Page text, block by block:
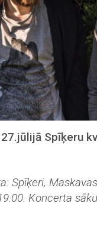
Spīķeru
Spīķeri,
Koncerta